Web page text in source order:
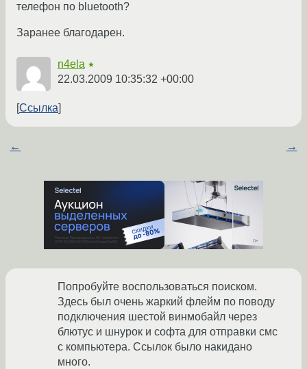
телефон по bluetooth?
Заранее благодарен.
n4ela ★
22.03.2009 10:35:32 +00:00
Ссылка
← →
Попробуйте воспользоваться поиском.
Здесь был очень жаркий флейм по поводу
подключения шестой винмобайл через
блютус и шнурок и софта для отправки смс
с компьютера. Ссылок было накидано
много.